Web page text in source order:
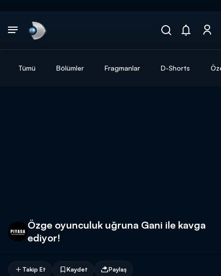
Tümü Bölümler Fragmanlar D-Shorts
Özge oyunculuk uğruna Gani ile kavga
ediyor!
Takip Et Kaydet Paylaş